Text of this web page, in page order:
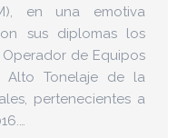
en una emotiva
sus diplomas los
de Equipos
Alto Tonelaje de la
pertenecientes a